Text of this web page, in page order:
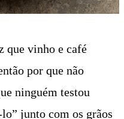
que vinho e café
por que não
ninguém testou
junto com os grãos